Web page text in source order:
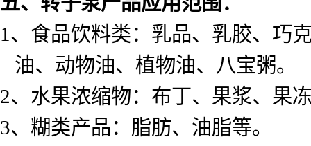
1 、食品饮料类：乳品、乳胶、巧
油、动物油、植物油、八宝粥。
2、水果浓缩物：布丁、果浆、果
3、糊类产品：脂肪、油脂等。